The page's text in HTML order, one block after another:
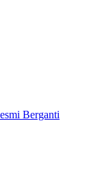
Berganti